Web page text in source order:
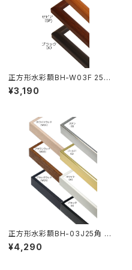
正方形水彩額BH-W03F 25角
250×250ミリ
¥3,190
正方形水彩額BH-03J25角 25
0×250ミリ
¥4,290